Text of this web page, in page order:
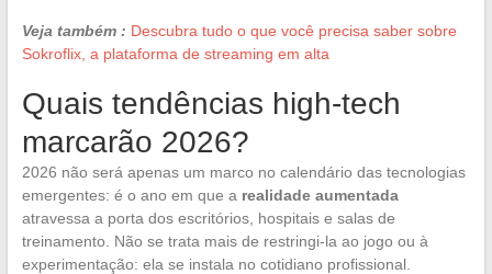
Veja também : Descubra tudo o que você precisa saber sobre
Sokroflix, a plataforma de streaming em alta
Quais tendências high-tech
marcarão 2026?
2026 não será apenas um marco no calendário das tecnologias
emergentes: é o ano em que a realidade aumentada
atravessa a porta dos escritórios, hospitais e salas de
treinamento. Não se trata mais de restringi-la ao jogo ou à
experimentação: ela se instala no cotidiano profissional.